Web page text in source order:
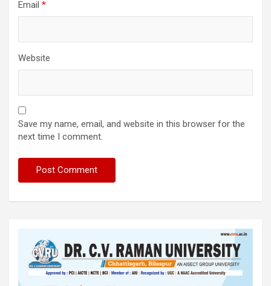
Email *
Website
Save my name, email, and website in this browser for the
next time I comment.